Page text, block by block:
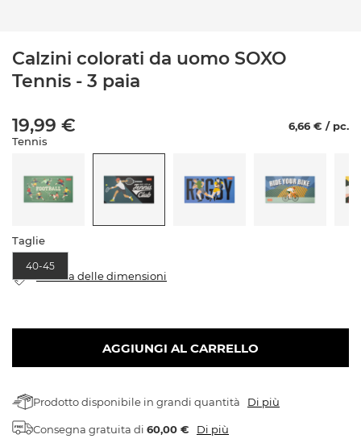
Calzini colorati da uomo SOXO
Tennis - 3 paia
19,99 €
6,66 € / pc.
Tennis
Taglie
40-45
Tabella delle dimensioni
AGGIUNGI AL CARRELLO
Prodotto disponibile in grandi quantità Di più
Consegna gratuita di 60,00 € Di più